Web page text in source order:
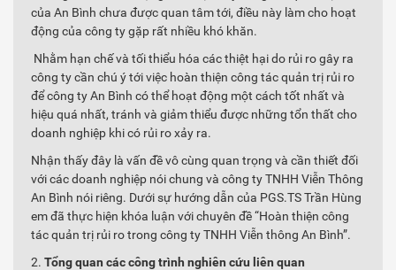
của An Bình chưa được quan tâm tới, điều này làm cho hoạt
động của công ty gặp rất nhiều khó khăn.
Nhằm hạn chế và tối thiểu hóa các thiệt hại do rủi ro gây ra
công ty cần chú ý tới việc hoàn thiện công tác quản trị rủi ro
để công ty An Bình có thể hoạt động một cách tốt nhất và
hiệu quá nhất, tránh và giảm thiểu được những tổn thất cho
doanh nghiệp khi có rủi ro xảy ra.
Nhận thấy đây là vấn đề vô cùng quan trọng và cần thiết đối
với các doanh nghiệp nói chung và công ty TNHH Viễn Thông
An Bình nói riêng. Dưới sự hướng dẫn của PGS.TS Trần Hùng
em đã thực hiện khóa luận với chuyên đề “Hoàn thiện công
tác quản trị rủi ro trong công ty TNHH Viễn thông An Bình”.
Tổng quan các công trình nghiên cứu liên quan